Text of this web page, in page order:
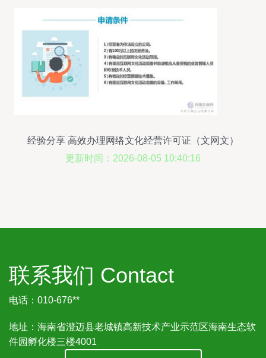
经验分享 高效办理网络文化经营许可证（文网文）
的要点与策略
更新时间：2026-08-05 10:40:16
联系我们 Contact
电话：010-676**
地址：海南省澄迈县老城镇高新技术产业示范区海南生态软
件园孵化楼三楼4001